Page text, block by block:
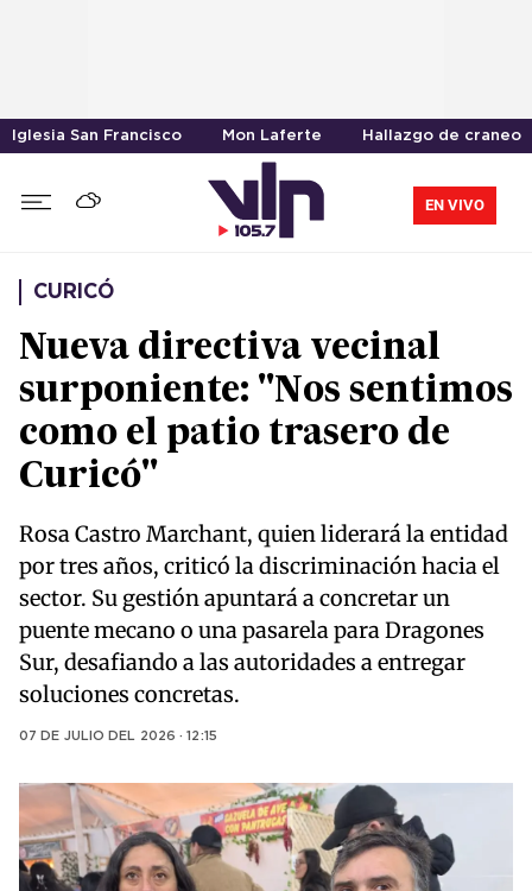
Iglesia San Francisco Mon Laferte Hallazgo de craneo
EN VIVO
CURICÓ
Nueva directiva vecinal
surponiente: "Nos sentimos
como el patio trasero de
Curicó"
Rosa Castro Marchant, quien liderará la entidad
por tres años, criticó la discriminación hacia el
sector. Su gestión apuntará a concretar un
puente mecano o una pasarela para Dragones
Sur, desafiando a las autoridades a entregar
soluciones concretas.
07 DE JULIO DEL 2026 · 12:15